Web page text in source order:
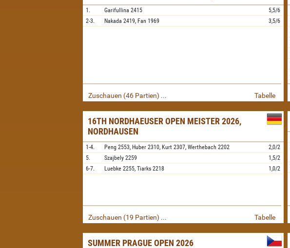
1. Garifullina 2415
5,5/6
2-3.
Nakada 2419, Fan 1969 3,5/6
Zuschauen (46 Partien) ... Tabelle
16TH NORDHAEUSER OPEN MEISTER 2026,
NORDHAUSEN
1-4. Peng 2553, Huber 2310, Kurt 2307,Werthebach 2202
2,0/2
5.
Szajbely 2259
1,5/2
6-7.
Luebke 2255,Tiarks 2218 1,0/2
Zuschauen (19 Partien) ... Tabelle
SUMMER PRAGUE OPEN 2026